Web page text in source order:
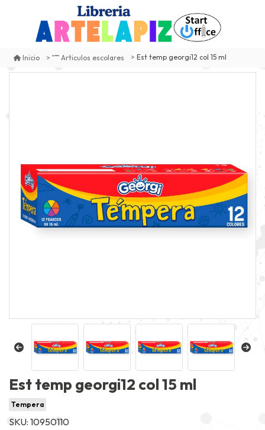
Inicio Articulos escolares Est temp georgi12 col 15 ml
Est temp georgi12 col 15 ml
Tempera
SKU: 10950110